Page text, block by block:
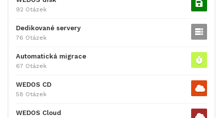
92 Otázek
Dedikované servery
76 Otázek
Automatická migrace
67 Otázek
WEDOS CD
58 Otázek
WEDOS Cloud